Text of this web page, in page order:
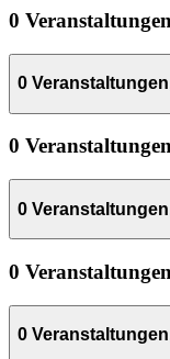
0
0
0
0
0
0